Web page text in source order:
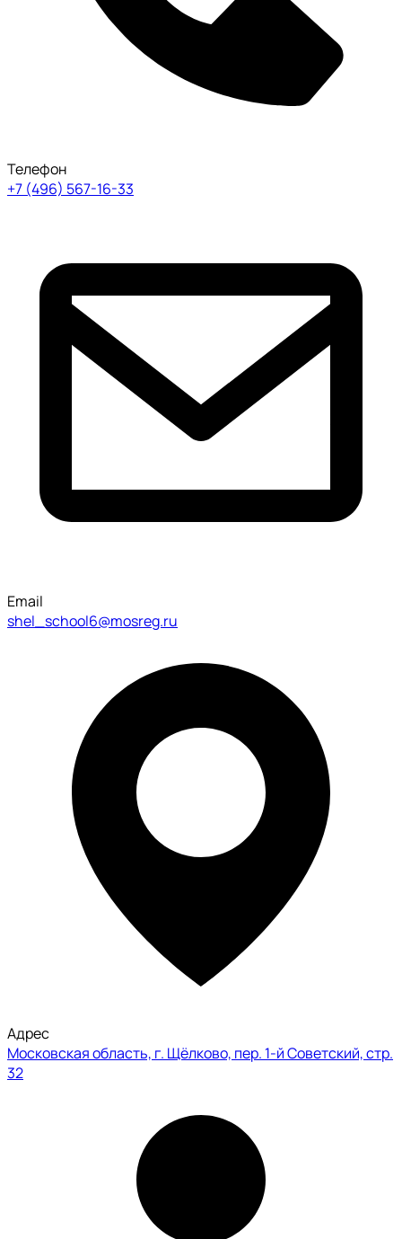
Телефон
+7 (496) 567-16-33
Email
shel_school6@mosreg.ru
Адрес
Московская область, г. Щёлково, пер. 1-й Советский, стр.
32